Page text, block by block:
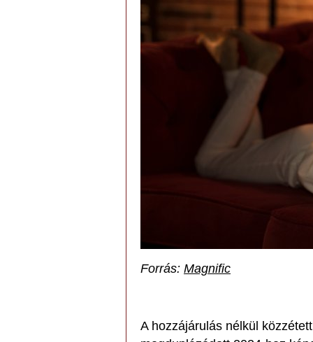
Forrás: Magnific
A hozzájárulás nélkül